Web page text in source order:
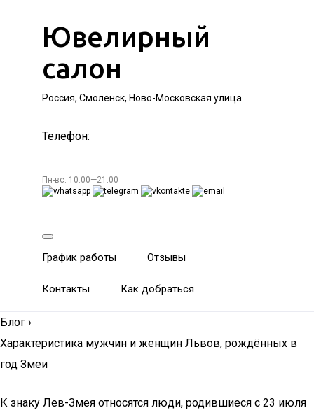
Ювелирный
салон
Россия, Смоленск, Ново-Московская улица
Телефон:
Пн-вс: 10:00—21:00
График работы Отзывы
Контакты Как добраться
Блог ›
Характеристика мужчин и женщин Львов, рождённых в
год Змеи
К знаку Лев-Змея относятся люди, родившиеся с 23 июля